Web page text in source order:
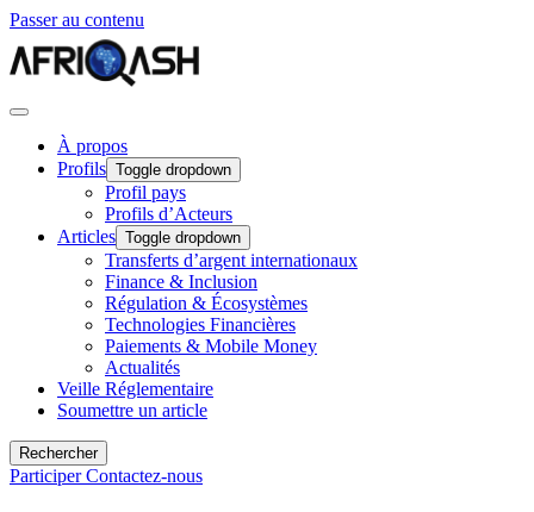
Passer au contenu
À propos
Profils Toggle dropdown
Profil pays
Profils d’Acteurs
Articles Toggle dropdown
Transferts d’argent internationaux
Finance & Inclusion
Régulation & Écosystèmes
Technologies Financières
Paiements & Mobile Money
Actualités
Veille Réglementaire
Soumettre un article
Rechercher
ParticiperContactez-nous